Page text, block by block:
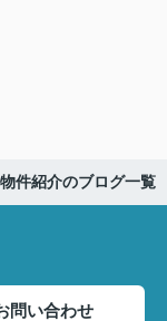
件紹介のブログ一覧
問い合わせ